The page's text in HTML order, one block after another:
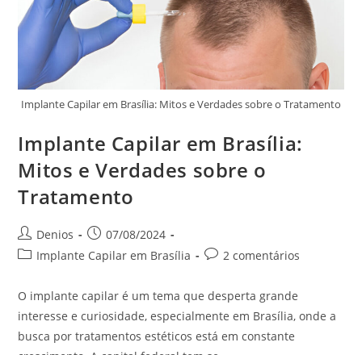
Implante Capilar em Brasília: Mitos e Verdades sobre o Tratamento
Implante Capilar em Brasília:
Mitos e Verdades sobre o
Tratamento
Denios
07/08/2024
Implante Capilar em Brasília
2 comentários
O implante capilar é um tema que desperta grande
interesse e curiosidade, especialmente em Brasília, onde a
busca por tratamentos estéticos está em constante